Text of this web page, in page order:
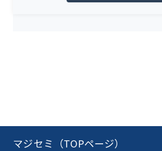
マジセミ（TOPページ）